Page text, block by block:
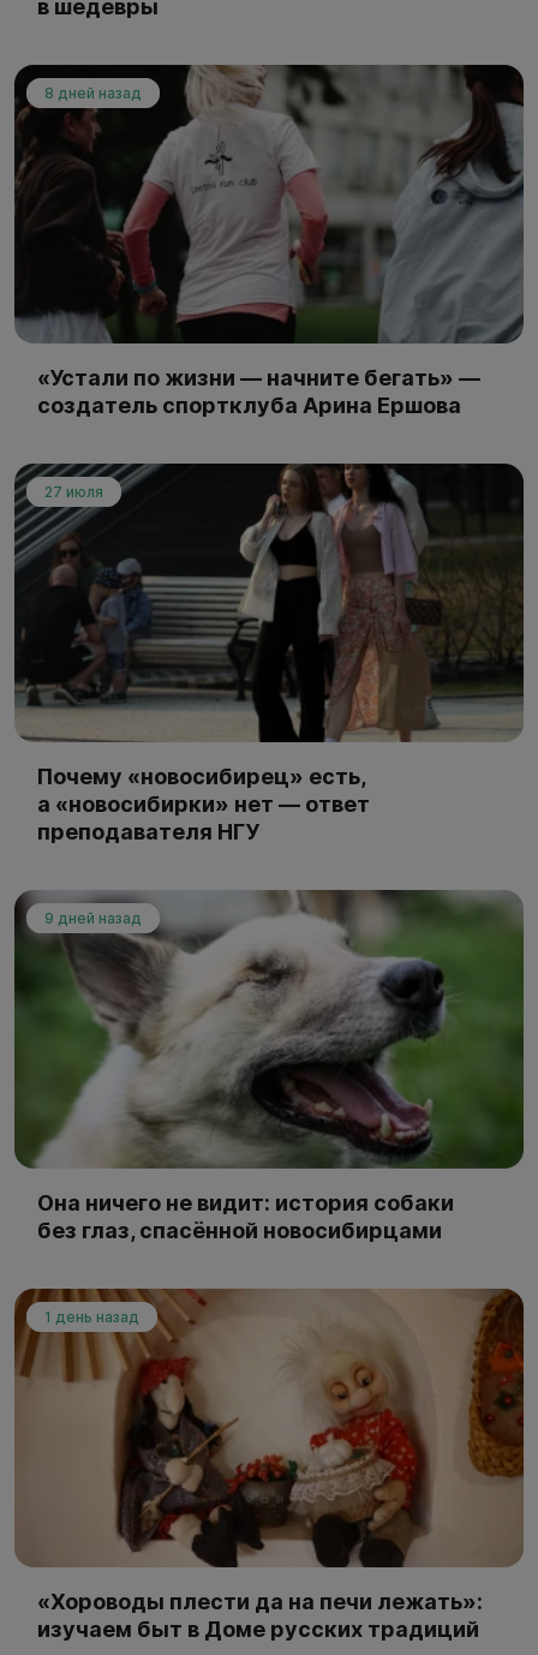
в шедевры
8 дней назад
«Устали по жизни — начните бегать» —
создатель спортклуба Арина Ершова
27 июля
Почему «новосибирец» есть,
а «новосибирки» нет — ответ
преподавателя НГУ
9 дней назад
Она ничего не видит: история собаки
без глаз, спасённой новосибирцами
1 день назад
«Хороводы плести да на печи лежать»:
изучаем быт в Доме русских традиций